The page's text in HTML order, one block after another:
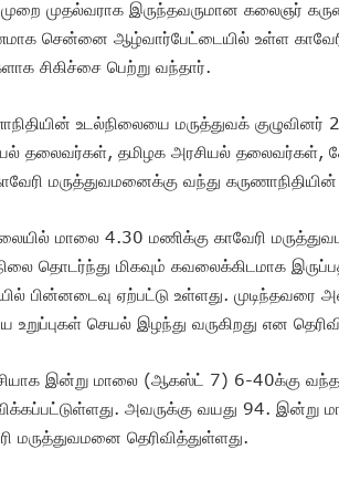
முறை முதல்வராக இருந்தவருமான கலைஞர்
சென்னை ஆழ்வார்பேட்டையில் உள்ள
சிகிச்சை பெற்று வந்தார்.
உடல்நிலையை மருத்துவக்
தலைவர்கள், தமிழக அரசியல் தலைவர்கள்,
மருத்துவமனைக்கு வந்து
மாலை 4.30 மணிக்கு காவேரி
தொடர்ந்து மிகவும் கவலைக்கிடமாக
பின்னடைவு ஏற்பட்டு உள்ளது. முடிந்தவரை
உறுப்புகள் செயல் இழந்து வருகிறது என
இன்று மாலை (ஆகஸ்ட் 7) 6-40க்கு வந்த
அவருக்கு வயது 94. இன்று
மருத்துவமனை தெரிவித்துள்ளது.